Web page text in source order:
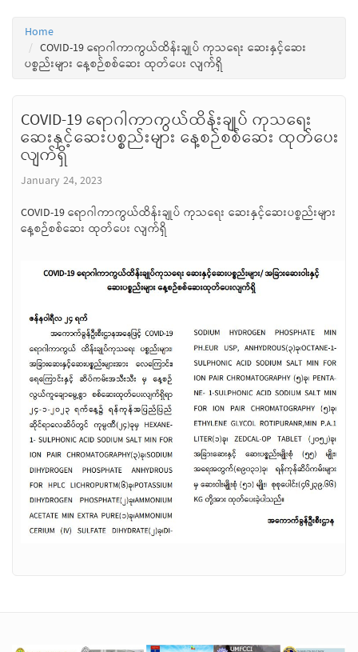
Home
COVID-19 ရောဂါကာကွယ်ထိန်းချုပ် ကုသရေး ဆေးနှင့်ဆေး
ပစ္စည်းများ နေ့စဉ်စစ်ဆေး ထုတ်ပေး လျက်ရှိ
COVID-19 ရောဂါကာကွယ်ထိန်းချုပ် ကုသရေး
ဆေးနှင့်ဆေးပစ္စည်းများ နေ့စဉ်စစ်ဆေး ထုတ်ပေး
လျက်ရှိ
January 24, 2023
COVID-19 ရောဂါကာကွယ်ထိန်းချုပ် ကုသရေး ဆေးနှင့်ဆေးပစ္စည်းများ
နေ့စဉ်စစ်ဆေး ထုတ်ပေး လျက်ရှိ